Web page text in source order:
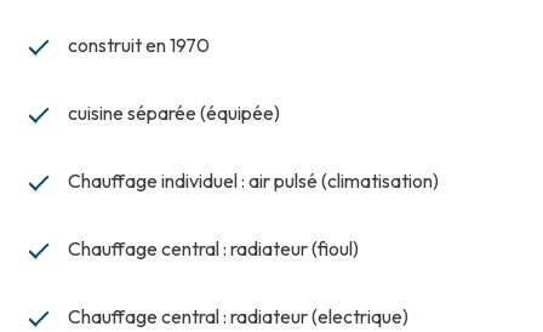
construit en 1970
cuisine séparée (équipée)
Chauffage individuel : air pulsé (climatisation)
Chauffage central : radiateur (fioul)
Chauffage central : radiateur (electrique)